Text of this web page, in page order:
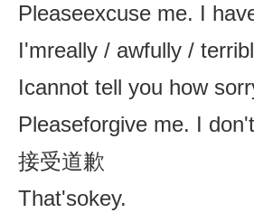
Pleaseexcuse me. I
I'mreally / awfully /
Icannot tell you how
Pleaseforgive me. I
接受道歉
That'sokey.